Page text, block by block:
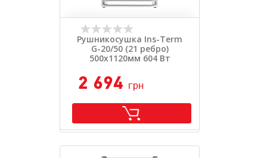
Рушникосушка Ins-Term
G-20/50 (21 ребро)
500х1120мм 604 Вт
2 694 грн